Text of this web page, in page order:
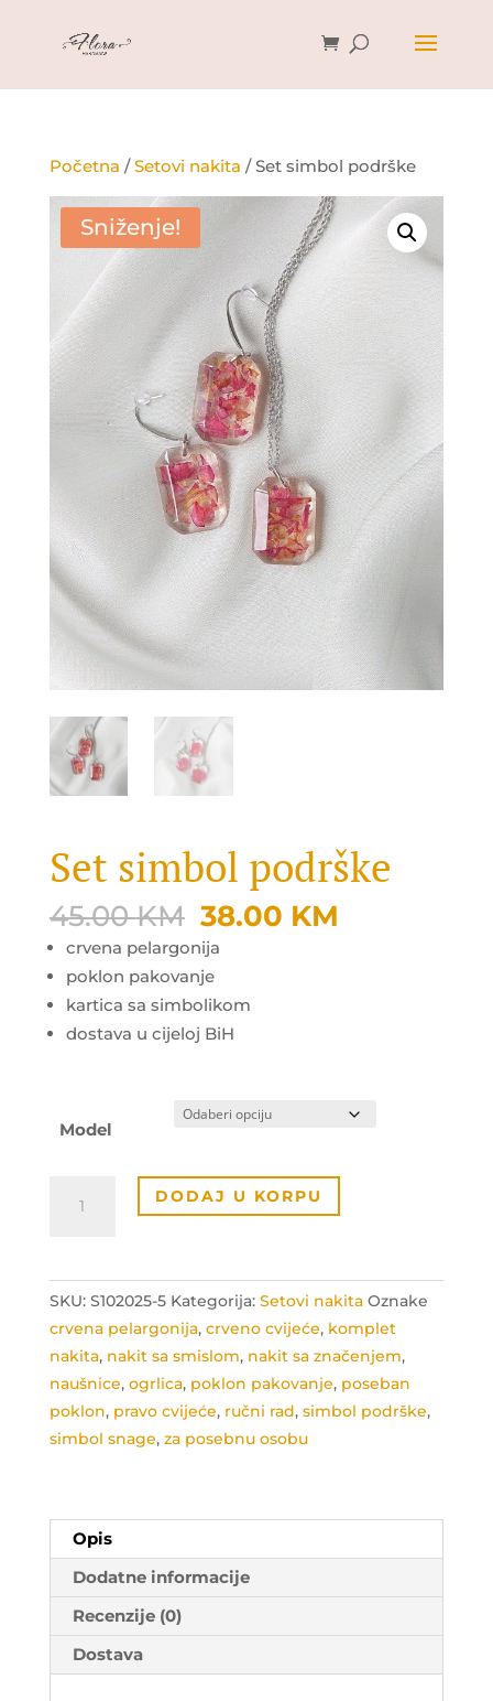
Početna /Setovi nakita / Set simbol podrške
Sniženje!
Set simbol podrške
45.00KM Original
price
was:
45.00 KM.
38.00 KM
crvena pelargonija
poklon pakovanje
kartica sa simbolikom
dostava u cijeloj BiH
Model
simbol
DODAJ U KORPU
SKU: S102025-5 Kategorija: Setovi nakita Oznake
crvena pelargonija, crveno cvijeće, komplet
nakita, nakit sa smislom, nakit sa značenjem,
naušnice, ogrlica, poklon pakovanje, poseban
poklon, pravo cvijeće, ručni rad, simbol podrške,
simbol snage, za posebnu osobu
Opis
Dodatne informacije
Recenzije (0)
Dostava